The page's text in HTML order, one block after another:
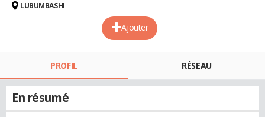
Ajouter
LUBUMBASHI
PROFIL RÉSEAU
En résumé